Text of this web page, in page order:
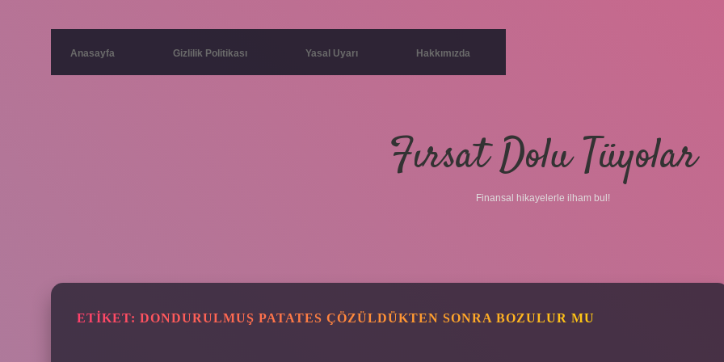
Anasayfa Gizlilik Politikası Yasal Uyarı Hakkımızda
Fırsat Dolu Tüyolar
Finansal hikayelerle ilham bul!
ETIKET: DONDURULMUŞ PATATES ÇÖZÜLDÜKTEN SONRA BOZULUR MU